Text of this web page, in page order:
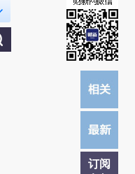
订阅